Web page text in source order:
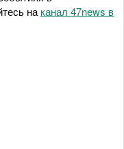
на канал 47news в